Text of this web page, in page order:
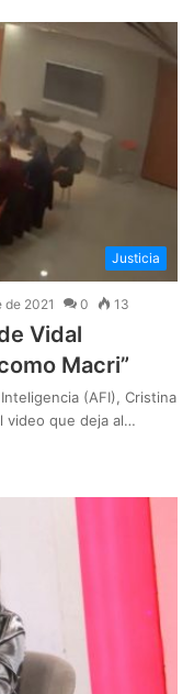
Justicia
de 2021 0 13
Vidal
Macri”
(AFI), Cristina
video que deja al…